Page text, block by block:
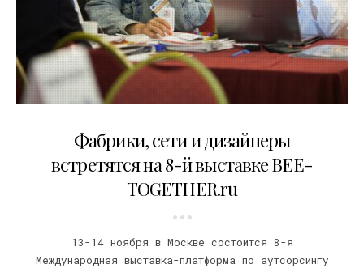
Фабрики, сети и дизайнеры
встретятся на 8-й выставке BEE-
TOGETHER.ru
13-14 ноября в Москве состоится 8-я
Международная выставка-платформа по аутсорсингу